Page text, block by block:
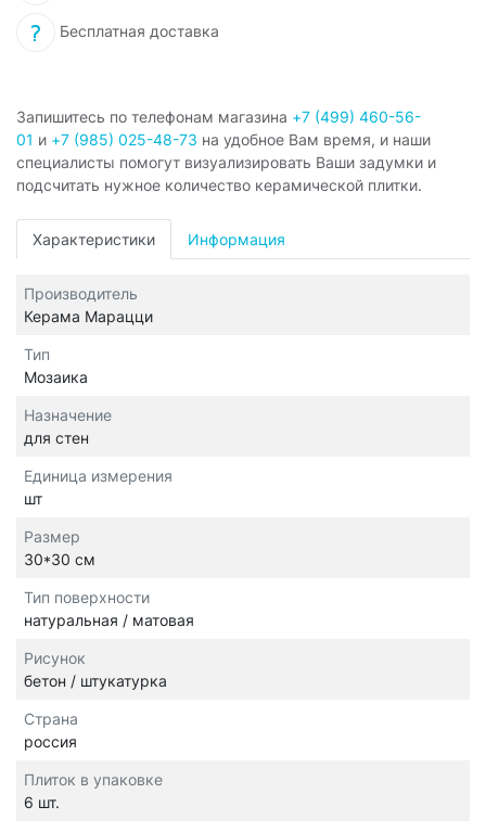
Бесплатная доставка
Запишитесь по телефонам магазина +7 (499) 460-56-
01 и +7 (985) 025-48-73 на удобное Вам время, и наши
специалисты помогут визуализировать Ваши задумки и
подсчитать нужное количество керамической плитки.
Характеристики Информация
Производитель
Керама Марацци
Тип
Мозаика
Назначение
для стен
Единица измерения
шт
Размер
30*30 см
Тип поверхности
натуральная / матовая
Рисунок
бетон / штукатурка
Страна
россия
Плиток в упаковке
6 шт.